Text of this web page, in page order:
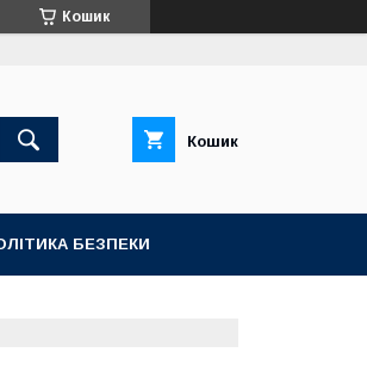
Кошик
Кошик
БЕЗПЕКИ